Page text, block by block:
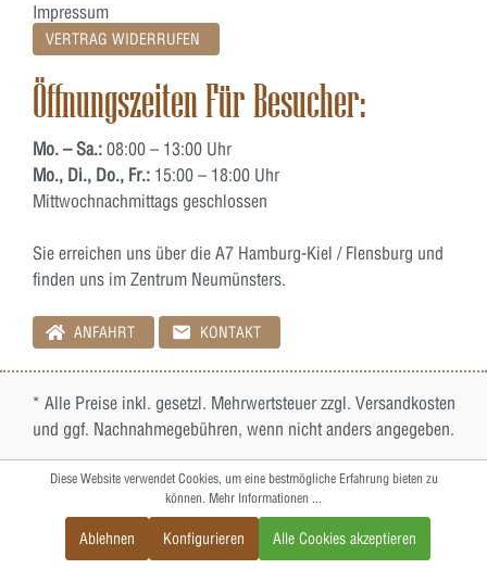
Impressum
VERTRAG WIDERRUFEN
Öffnungszeiten Für Besucher:
Mo. – Sa.: 08:00 – 13:00 Uhr
Mo., Di., Do., Fr.: 15:00 – 18:00 Uhr
Mittwochnachmittags geschlossen
Sie erreichen uns über die A7 Hamburg-Kiel / Flensburg und
finden uns im Zentrum Neumünsters.
ANFAHRT KONTAKT
* Alle Preise inkl. gesetzl. Mehrwertsteuer zzgl. Versandkosten
und ggf. Nachnahmegebühren, wenn nicht anders angegeben.
Diese Website verwendet Cookies, um eine bestmögliche Erfahrung bieten zu
können. Mehr Informationen ...
Ablehnen Konfigurieren Alle Cookies akzeptieren